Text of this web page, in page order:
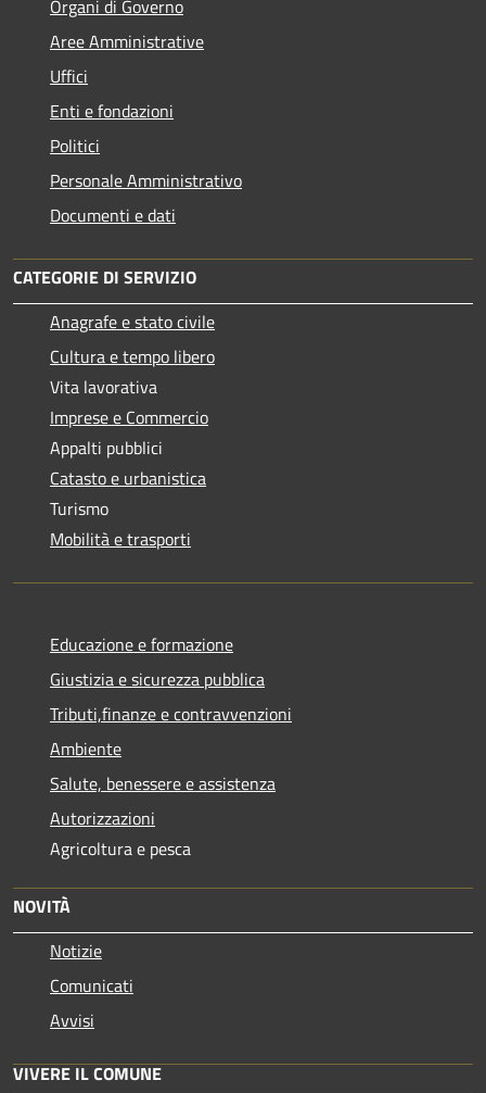
Organi di Governo
Aree Amministrative
Uffici
Enti e fondazioni
Politici
Personale Amministrativo
Documenti e dati
CATEGORIE DI SERVIZIO
Anagrafe e stato civile
Cultura e tempo libero
Vita lavorativa
Imprese e Commercio
Appalti pubblici
Catasto e urbanistica
Turismo
Mobilità e trasporti
Educazione e formazione
Giustizia e sicurezza pubblica
Tributi,finanze e contravvenzioni
Ambiente
Salute, benessere e assistenza
Autorizzazioni
Agricoltura e pesca
NOVITÀ
Notizie
Comunicati
Avvisi
VIVERE IL COMUNE